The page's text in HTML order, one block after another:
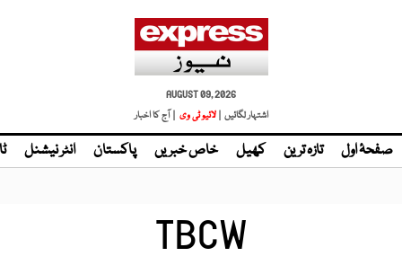
AUGUST 09, 2026
اشتہار لگائیں | لائیو ٹی وی | آج کا اخبار
صفحۂ اول تازہ ترین کھیل خاص خبریں پاکستان انٹر نیشنل
TBCW